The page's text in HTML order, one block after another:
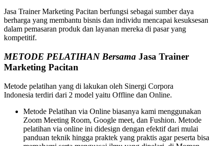
Jasa Trainer Marketing Pacitan berfungsi sebagai sumber daya
berharga yang membantu bisnis dan individu mencapai kesuksesan
dalam pemasaran produk dan layanan mereka di pasar yang
kompetitif.
METODE PELATIHAN Bersama Jasa Trainer
Marketing Pacitan
Metode pelatihan yang di lakukan oleh Sinergi Corpora
Indonesia terdiri dari 2 model yaitu Offline dan Online.
Metode Pelatihan via Online biasanya kami menggunakan
Zoom Meeting Room, Google meet, dan Fushion. Metode
pelatihan via online ini didesign dengan efektif dari mulai
panduan teknik hingga praktek yang praktis agar peserta bisa